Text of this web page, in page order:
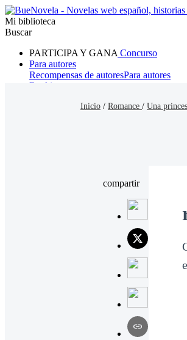
Mi biblioteca
Buscar
PARTICIPA Y GANA Concurso
Para autores
Recompensas de autoresPara autores
Ranking
Inicio / Romance / Una
compartir